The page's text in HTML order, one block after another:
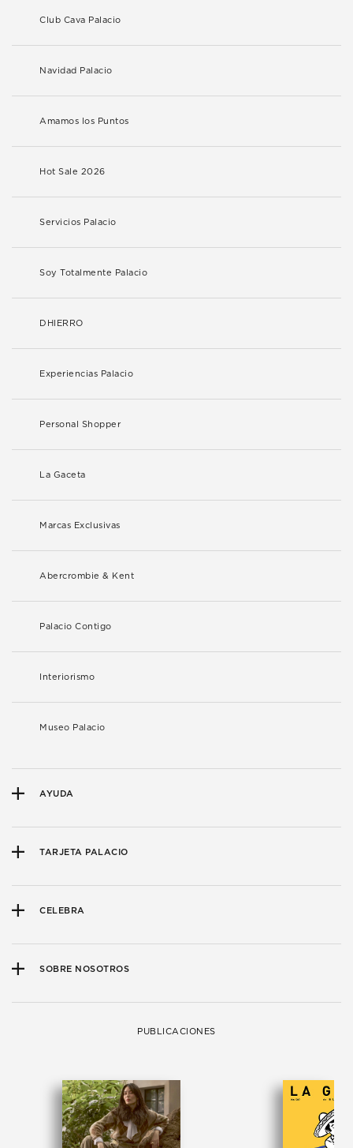
Club Cava Palacio
Navidad Palacio
Amamos los Puntos
Hot Sale 2026
Servicios Palacio
Soy Totalmente Palacio
DHIERRO
Experiencias Palacio
Personal Shopper
La Gaceta
Marcas Exclusivas
Abercrombie & Kent
Palacio Contigo
Interiorismo
Museo Palacio
AYUDA
TARJETA PALACIO
CELEBRA
SOBRE NOSOTROS
PUBLICACIONES